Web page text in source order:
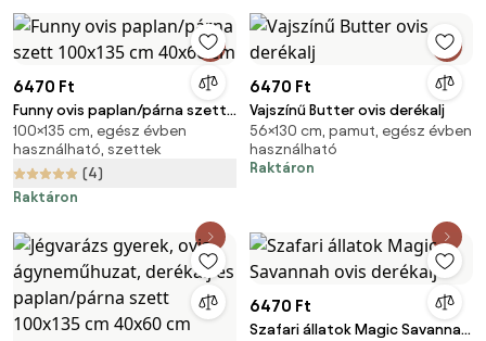
6470 Ft
Funny ovis paplan/párna szett
100x135 cm 40x60 cm
100×135 cm, egész évben
használható, szettek
(4)
Raktáron
6470 Ft
Vajszínű Butter ovis derékalj
56×130 cm, pamut, egész évben
használható
Raktáron
6470 Ft
Szafari állatok Magic Savannah